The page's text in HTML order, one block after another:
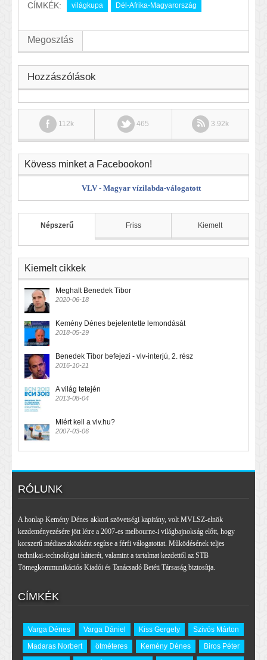
CÍMKÉK: világkupa Dél-Afrika-Magyarország
Megosztás
Hozzászólások
112k 465 3.92k
Kövess minket a Facebookon!
VLV - Magyar vízilabda-válogatott
Népszerű Friss Kiemelt
Kiemelt cikkek
Meghalt Benedek Tibor
2020-06-18
Kemény Dénes bejelentette lemondását
2018-05-29
Benedek Tibor befejezi - vlv-interjú, 2. rész
2016-10-21
A világ tetején
2013-08-04
Miért kell a vlv.hu?
2007-03-06
RÓLUNK
A honlap Kemény Dénes akkori szövetségi kapitány, volt MVLSZ-elnök
kezdeményezésére jött létre a 2007-es melbourne-i világbajnokság előtt, hogy
korszerű médiaeszközként segítse a férfi válogatottat. Működésének teljes
technikai-technológiai hátterét, valamint a tartalmat kezdettől az STB
Tömegkommunikációs Kiadói és Tanácsadó Betéti Társaság biztosítja.
CÍMKÉK
Varga Dénes Varga Dániel Kiss Gergely
Szivós Márton
Madaras Norbert
ötméteres Kemény Dénes
Biros Péter